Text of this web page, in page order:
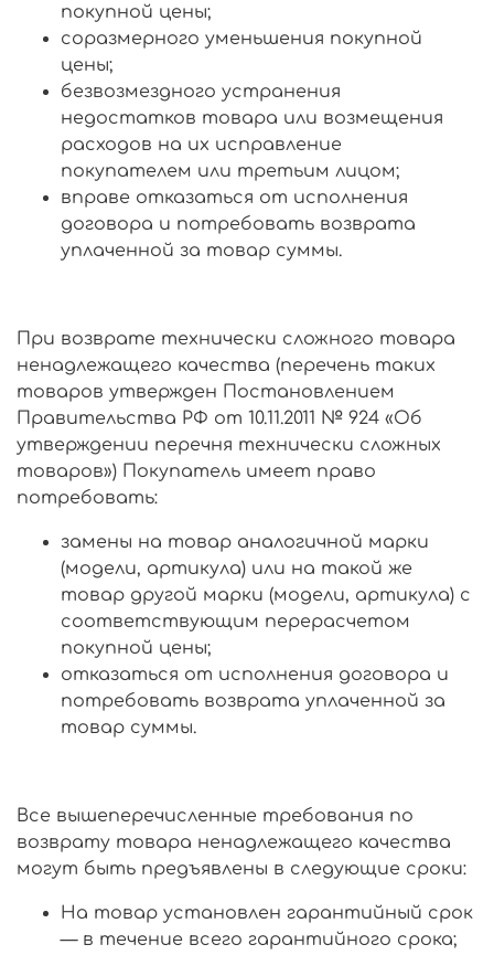
покупной цены;
соразмерного уменьшения покупной
цены;
безвозмездного устранения
недостатков товара или возмещения
расходов на их исправление
покупателем или третьим лицом;
вправе отказаться от исполнения
договора и потребовать возврата
уплаченной за товар суммы.
При возврате технически сложного товара
ненадлежащего качества (перечень таких
товаров утвержден Постановлением
Правительства РФ от 10.11.2011 № 924 «Об
утверждении перечня технически сложных
товаров») Покупатель имеет право
потребовать:
замены на товар аналогичной марки
(модели, артикула) или на такой же
товар другой марки (модели, артикула) с
соответствующим перерасчетом
покупной цены;
отказаться от исполнения договора и
потребовать возврата уплаченной за
товар суммы.
Все вышеперечисленные требования по
возврату товара ненадлежащего качества
могут быть предъявлены в следующие сроки:
На товар установлен гарантийный срок
— в течение всего гарантийного срока;